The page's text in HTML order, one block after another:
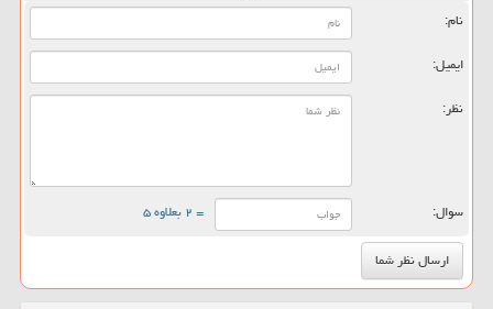
نام:
ایمیل:
نظر:
سوال: = ۲ بعلاوه ۵